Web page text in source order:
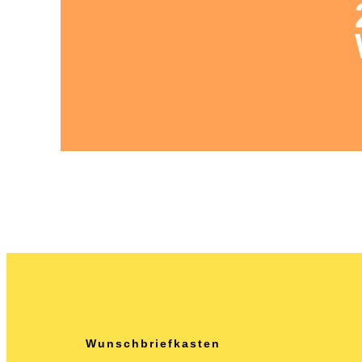
Wunschbriefkasten